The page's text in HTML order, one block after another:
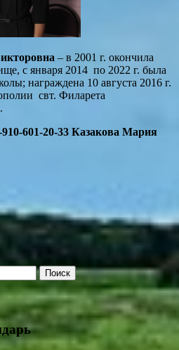
– в 2001 г. окончила
с января 2014 по 2022 г. была
награждена 10 августа 2016 г.
свт. Филарета
601-20-33 Казакова Мария